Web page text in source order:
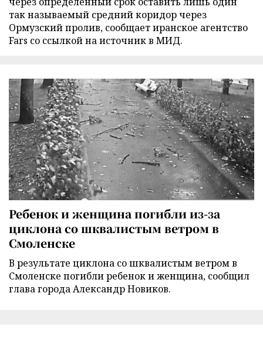
так называемый средний коридор через
Ормузский пролив, сообщает иранское агентство
Fars со ссылкой на источник в МИД.
Ребенок и женщина погибли из-за
циклона со шквалистым ветром в
Смоленске
В результате циклона со шквалистым ветром в
Смоленске погибли ребенок и женщина, сообщил
глава города Александр Новиков.